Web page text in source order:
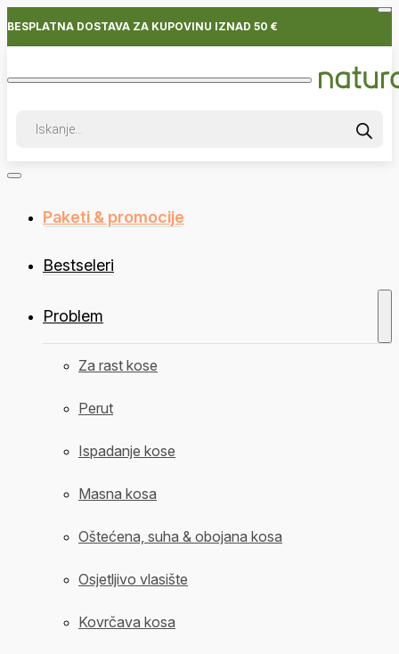
BESPLATNA DOSTAVA ZA KUPOVINU IZNAD 50 €
search
Paketi & promocije
Bestseleri
Problem
Za rast kose
Perut
Ispadanje kose
Masna kosa
Oštećena, suha & obojana kosa
Osjetljivo vlasište
Kovrčava kosa